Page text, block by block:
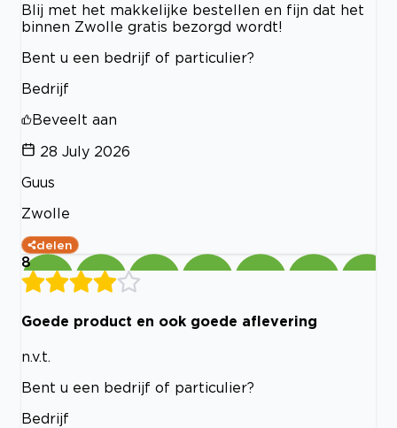
Blij met het makkelijke bestellen en fijn dat het
binnen Zwolle gratis bezorgd wordt!
Bent u een bedrijf of particulier?
Bedrijf
Beveelt aan
28 July 2026
Guus
Zwolle
delen
8
Goede product en ook goede aflevering
n.v.t.
Bent u een bedrijf of particulier?
Bedrijf